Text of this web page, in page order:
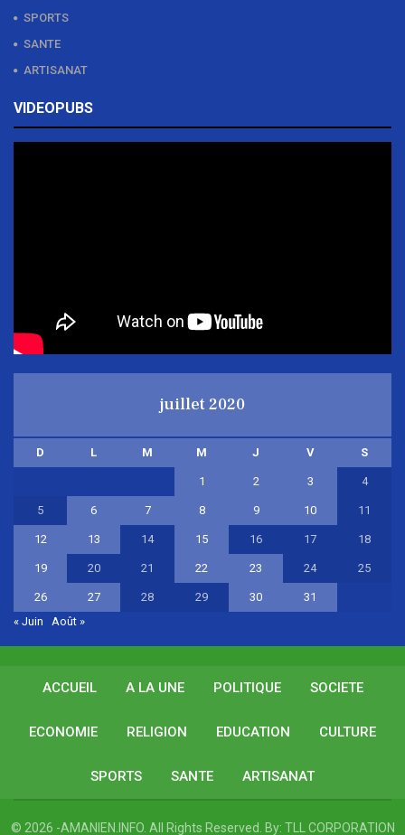
SPORTS
SANTE
ARTISANAT
VIDEOPUBS
juillet 2020
D L M M J V S
1 2 3 4
5 6 7 8 9 10 11
12 13 14 15 16 17 18
19 20 21 22 23 24 25
26 27 28 29 30
31
« Juin
Août »
ACCUEIL A LA UNE POLITIQUE SOCIETE
ECONOMIE RELIGION EDUCATION CULTURE
SPORTS SANTE ARTISANAT
© 2026 -AMANIEN.INFO. All Rights Reserved. By: TLL CORPORATION